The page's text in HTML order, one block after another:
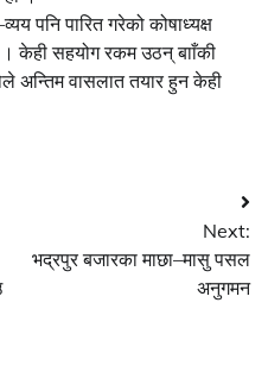
पनि पारित गरेको कोषाध्यक्ष
। केही सहयोग रकम उठन् बााँकी
अन्तिम वासलात तयार हुन केही
Next:
भद्रपुर बजारका माछा–मासु पसल
अनुगमन